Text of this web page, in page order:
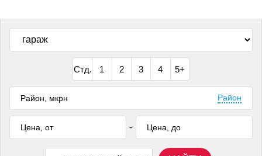
Стд. 1 2 3 4 5+
Район
-